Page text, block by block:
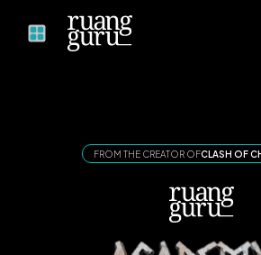
FROM THE CREATOR OFCLASH OF